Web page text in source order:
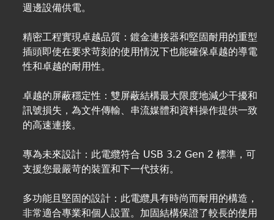
週邊設備供電。
精密工程實現卓越品質：鍍金連接器和堅固耐用的重型
插頭即使在要求苛刻的使用情況下也能確保卓越的導電
性和卓越的耐用性。
卓越的屏蔽穩定性：雙屏蔽結構最大限度地減少干擾和
訊號損失，為文件傳輸、串流媒體和資料操作提供一致
的高速連接。
專為未來設計：此電纜符合 USB 3.2 Gen 2 標準，可
支援您最嚴苛的裝置和下一代技術。
多功能且堅固的設計：此電纜具有時尚而耐用的構造，
非常適合專業和個人設置。加固結構保證了較長的使用